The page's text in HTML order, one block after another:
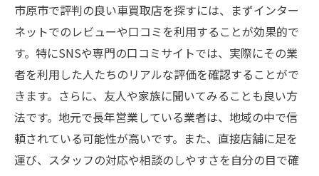
市原市で高額査定を狙う車買取業者の評価基準
を公開
高額査定を実現する業者の特徴
市原市で査定額が高い業者を選ぶ理由
査定基準の透明性が高い店の探し方
評価基準を理解して高額査定を狙う
高評価店が行う査定の秘密
市原市で評判の良い車買取店を探すには、まずインター
ネットでのレビューや口コミを利用することが効果的で
す。特にSNSや専門の口コミサイトでは、実際にその業
者を利用した人たちのリアルな評価を確認することがで
きます。さらに、友人や家族に聞いてみることも良い方
法です。地元で長年営業している業者は、地域の中で信
頼されている可能性が高いです。また、直接店舗に足を
運び、スタッフの対応や相談のしやすさを自分の目で確